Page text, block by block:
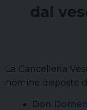
dal
La Cancelleria
nomine disposte
Don